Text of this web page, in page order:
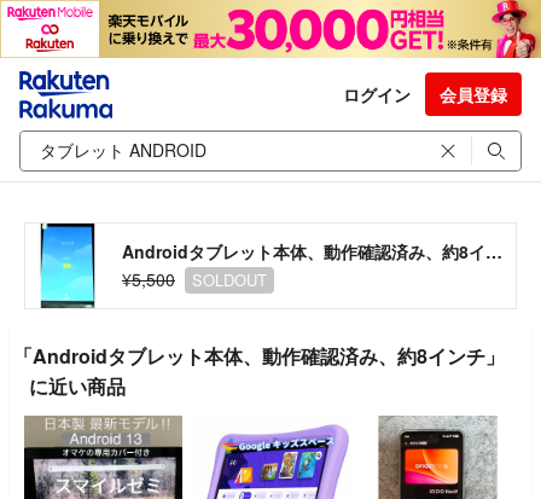
ログイン 会員登録
Androidタブレット本体、動作確認済み、約8インチ
¥5,500
SOLDOUT
「Androidタブレット本体、動作確認済み、約8インチ」
に近い商品